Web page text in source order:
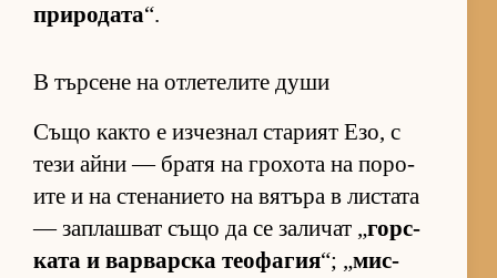
при­ро­дата“.
В търсене на отлетелите души
Също както е из­чез­нал ста­рият Езо, с
тези айни — братя на гро­хота на по­ро­
ите и на сте­на­ни­ето на вя­търа в лис­тата
— зап­лаш­ват също да се за­ли­чат „гор­с­
ката и вар­вар­ска те­о­фа­гия“; „мис­